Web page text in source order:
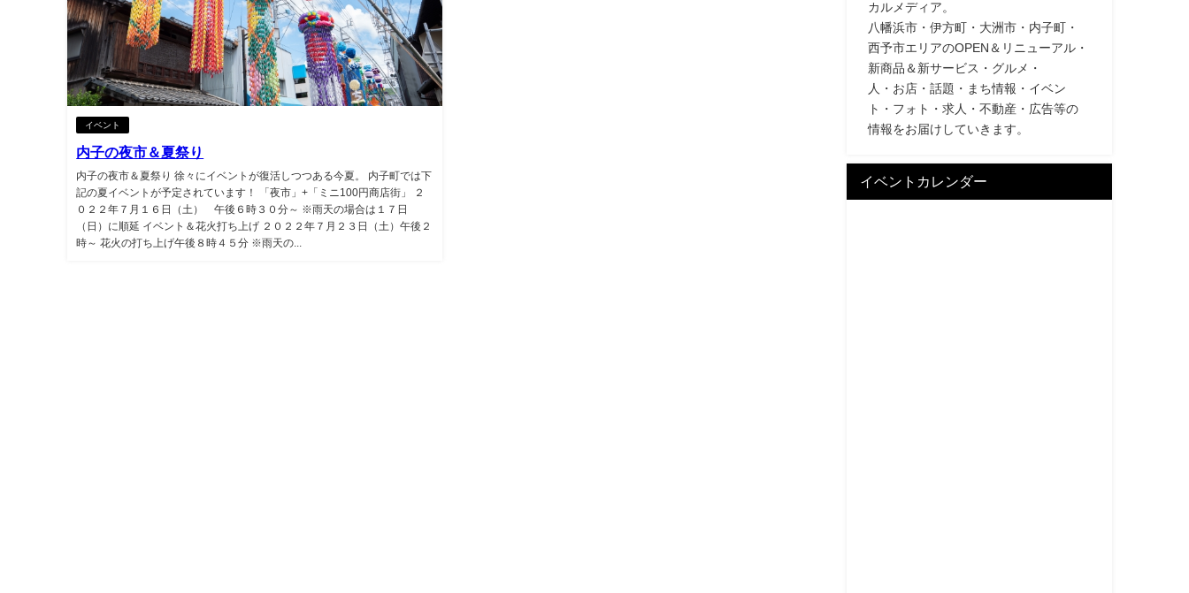
イベント
内子の夜市＆夏祭り
内子の夜市＆夏祭り 徐々にイベントが復活しつつある今夏。 内子町では下
記の夏イベントが予定されています！ 「夜市」+「ミニ100円商店街」 ２
０２２年７月１６日（土） 午後６時３０分～ ※雨天の場合は１７日
（日）に順延 イベント＆花火打ち上げ ２０２２年７月２３日（土）午後２
時～ 花火の打ち上げ午後８時４５分 ※雨天の...
カルメディア。
八幡浜市・伊方町・大洲市・内子町・
西予市エリアのOPEN＆リニューアル・
新商品＆新サービス・グルメ・
人・お店・話題・まち情報・イベン
ト・フォト・求人・不動産・広告等の
情報をお届けしていきます。
イベントカレンダー